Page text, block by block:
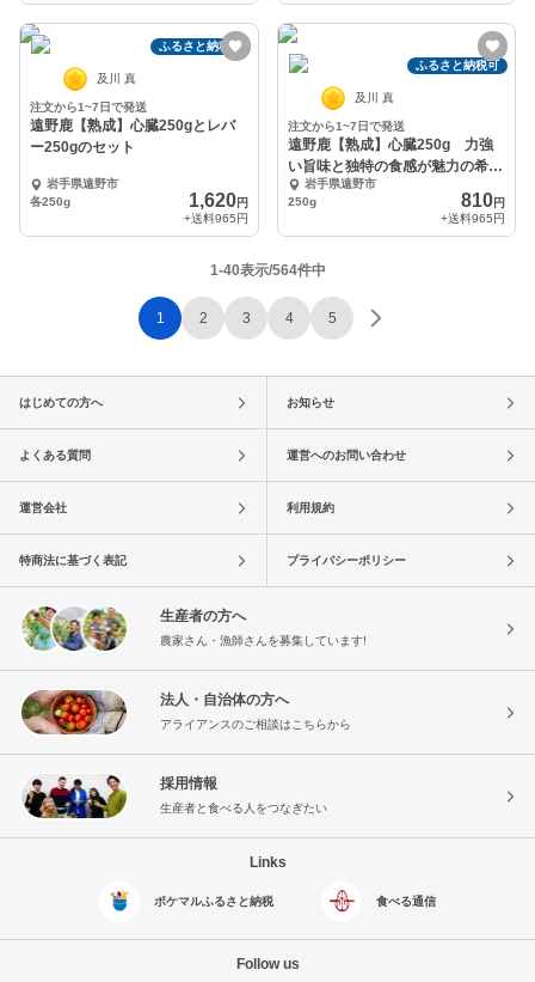
ふるさと納税可
及川 真
注文から1~7日で発送
遠野鹿【熟成】心臓250gとレバ
ー250gのセット
岩手県遠野市
各250g
1,620円
+送料965円
ふるさと納税可
及川 真
注文から1~7日で発送
遠野鹿【熟成】心臓250g 力強
い旨味と独特の食感が魅力の希少
部位岩手県遠野市
250g
810円
+送料965円
1-40表示/564件中
1 2 3 4 5
はじめての方へ お知らせ
よくある質問 運営へのお問い合わせ
運営会社 利用規約
特商法に基づく表記 プライバシーポリシー
生産者の方へ
農家さん・漁師さんを募集しています!
法人・自治体の方へ
アライアンスのご相談はこちらから
採用情報
生産者と食べる人をつなぎたい
Links
ポケマルふるさと納税 食べる通信
Follow us